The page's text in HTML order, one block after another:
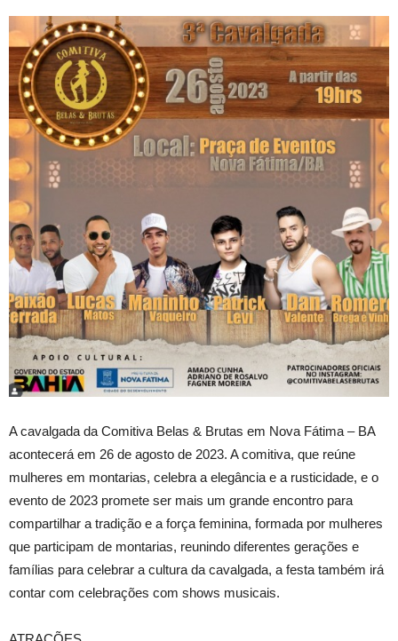
A cavalgada da Comitiva Belas & Brutas em Nova Fátima – BA
acontecerá em 26 de agosto de 2023. A comitiva, que reúne
mulheres em montarias, celebra a elegância e a rusticidade, e o
evento de 2023 promete ser mais um grande encontro para
compartilhar a tradição e a força feminina, formada por mulheres
que participam de montarias, reunindo diferentes gerações e
famílias para celebrar a cultura da cavalgada, a festa também irá
contar com celebrações com shows musicais.